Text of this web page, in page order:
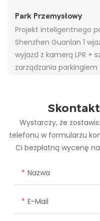
Park Przemysłowy
Projekt inteligentnego
Shenzhen Guanlan 1
wyjazd z kamerą LPR +
zarządzania
Wystarczy, że
telefonu w formularzu
Ci bezpłatną wycenę
Nazwa
E-Mail